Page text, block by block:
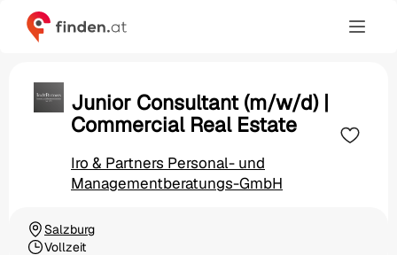
Junior Consultant (m/w/d) |
Commercial Real Estate
Iro & Partners Personal- und
Managementberatungs-GmbH
Ortschaft
Salzburg
Vollzeit